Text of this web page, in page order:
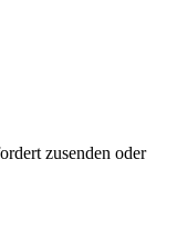
zusenden oder